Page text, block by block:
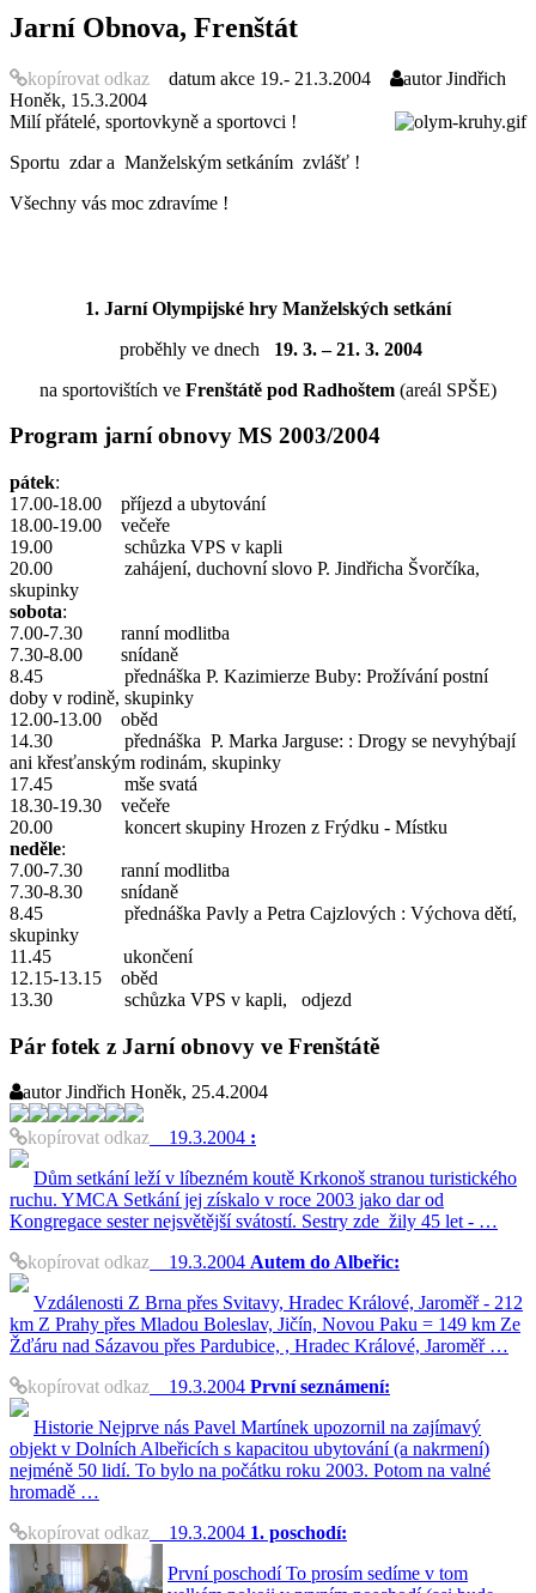
Jarní Obnova, Frenštát
kopírovat odkaz datum akce 19.- 21.3.2004 autorJindřich
Honěk, 15.3.2004
Milí přátelé, sportovkyně a sportovci !
Sportu zdar a Manželským setkáním zvlášť !
Všechny vás moc zdravíme !
1. Jarní Olympijské hry Manželských setkání
proběhly ve dnech 19. 3. – 21. 3. 2004
na sportovištích ve Frenštátě pod Radhoštem (areál SPŠE)
Program jarní obnovy MS 2003/2004
pátek:
17.00-18.00 příjezd a ubytování
18.00-19.00 večeře
19.00 schůzka VPS v kapli
20.00 zahájení, duchovní slovo P. Jindřicha Švorčíka,
skupinky
sobota:
7.00-7.30 ranní modlitba
7.30-8.00 snídaně
8.45 přednáška P. Kazimierze Buby: Prožívání postní
doby v rodině, skupinky
12.00-13.00 oběd
14.30 přednáška P. Marka Jarguse: : Drogy se nevyhýbají
ani křesťanským rodinám, skupinky
17.45 mše svatá
18.30-19.30 večeře
20.00 koncert skupiny Hrozen z Frýdku - Místku
neděle:
7.00-7.30 ranní modlitba
7.30-8.30 snídaně
8.45 přednáška Pavly a Petra Cajzlových : Výchova dětí,
skupinky
11.45 ukončení
12.15-13.15 oběd
13.30 schůzka VPS v kapli, odjezd
Pár fotek z Jarní obnovy ve Frenštátě
autorJindřich Honěk, 25.4.2004
kopírovat odkaz 19.3.2004 :
Dům setkání leží v líbezném koutě Krkonoš stranou turistického
ruchu. YMCA Setkání jej získalo v roce 2003 jako dar od
Kongregace sester nejsvětější svátostí. Sestry zde žily 45 let - …
kopírovat odkaz 19.3.2004 Autem do Albeřic:
Vzdálenosti Z Brna přes Svitavy, Hradec Králové, Jaroměř - 212
km Z Prahy přes Mladou Boleslav, Jičín, Novou Paku = 149 km Ze
Žďáru nad Sázavou přes Pardubice, , Hradec Králové, Jaroměř …
kopírovat odkaz 19.3.2004 První seznámení:
Historie Nejprve nás Pavel Martínek upozornil na zajímavý
objekt v Dolních Albeřicích s kapacitou ubytování (a nakrmení)
nejméně 50 lidí. To bylo na počátku roku 2003. Potom na valné
hromadě …
kopírovat odkaz 19.3.2004 1. poschodí:
První poschodí To prosím sedíme v tom